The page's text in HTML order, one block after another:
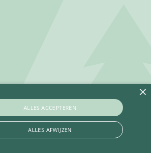
Algemene voorwaarden
Contact
×
ALLES ACCEPTEREN
ALLES AFWIJZEN